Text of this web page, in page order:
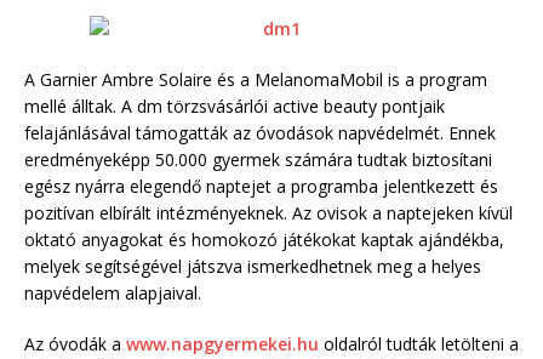
A Garnier Ambre Solaire és a MelanomaMobil is a program
mellé álltak. A dm törzsvásárlói active beauty pontjaik
felajánlásával támogatták az óvodások napvédelmét. Ennek
eredményeképp 50.000 gyermek számára tudtak biztosítani
egész nyárra elegendő naptejet a programba jelentkezett és
pozitívan elbírált intézményeknek. Az ovisok a naptejeken kívül
oktató anyagokat és homokozó játékokat kaptak ajándékba,
melyek segítségével játszva ismerkedhetnek meg a helyes
napvédelem alapjaival.
Az óvodák a www.napgyermekei.hu oldalról tudták letölteni a